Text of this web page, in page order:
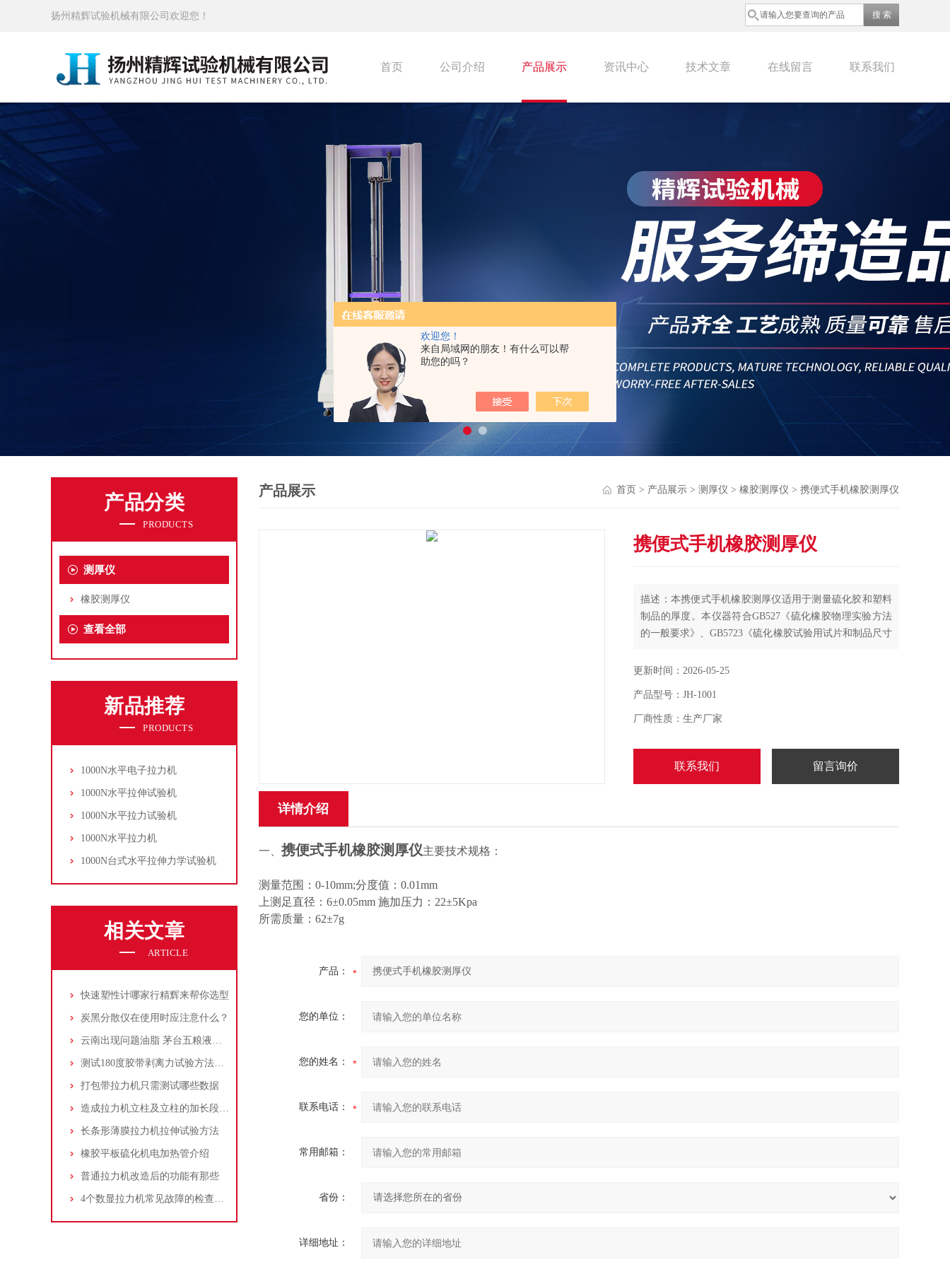
欢迎您！
来自局域网的朋友！有什么可以帮
助您的吗？
扬州精辉试验机械有限公司欢迎您！
首页 公司介绍 产品展示 资讯中心 技术文章 在线留言 联系我们
产品分类
PRODUCTS
测厚仪
橡胶测厚仪
查看全部
新品推荐
PRODUCTS
1000N水平电子拉力机
1000N水平拉伸试验机
1000N水平拉力试验机
1000N水平拉力机
1000N台式水平拉伸力学试验机
相关文章
ARTICLE
快速塑性计哪家行精辉来帮你选型
炭黑分散仪在使用时应注意什么？
云南出现问题油脂 茅台五粮液批发价大降
测试180度胶带剥离力试验方法与标准
打包带拉力机只需测试哪些数据
造成拉力机立柱及立柱的加长段损坏的原因有哪些
长条形薄膜拉力机拉伸试验方法
橡胶平板硫化机电加热管介绍
普通拉力机改造后的功能有那些
4个数显拉力机常见故障的检查小技巧，你学会了吗
产品展示 首页 > 产品展示 > 测厚仪 > 橡胶测厚仪 > 携便式手机橡胶测厚仪
携便式手机橡胶测厚仪
描述：本携便式手机橡胶测厚仪适用于测量硫化胶和塑料
制品的厚度。本仪器符合GB527《硫化橡胶物理实验方法
的一般要求》、GB5723《硫化橡胶试验用试片和制品尺寸
关规定。手提橡塑测厚仪：可随身携带，手持测量，适用
更新时间：2026-05-25
产品型号：JH-1001
厂商性质：生产厂家
联系我们 留言询价
详情介绍
一、 携便式手机橡胶测厚仪主要技术规格：
测量范围：0-10mm;分度值：0.01mm
上测足直径：6±0.05mm 施加压力：22±5Kpa
所需质量：62±7g
产品：
您的单位：
您的姓名：
联系电话：
常用邮箱：
省份：
详细地址：